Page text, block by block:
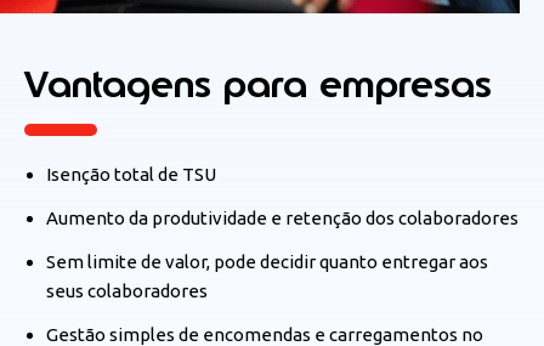
Vantagens para empresas
Isenção total de TSU
Aumento da produtividade e retenção dos colaboradores
Sem limite de valor, pode decidir quanto entregar aos
seus colaboradores
Gestão simples de encomendas e carregamentos no